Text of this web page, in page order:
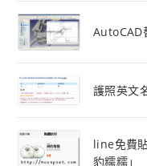
AutoCAD
護照英文
line免費
豹糯糯」